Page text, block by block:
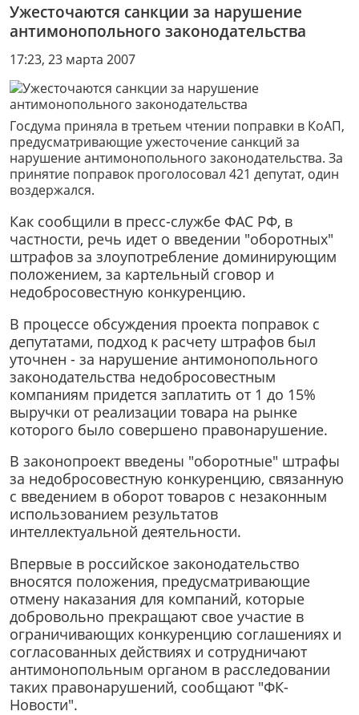
Ужесточаются санкции за нарушение
антимонопольного законодательства
17:23, 23 марта 2007
Госдума приняла в третьем чтении поправки в КоАП,
предусматривающие ужесточение санкций за
нарушение антимонопольного законодательства. За
принятие поправок проголосовал 421 депутат, один
воздержался.
Как сообщили в пресс-службе ФАС РФ, в
частности, речь идет о введении "оборотных"
штрафов за злоупотребление доминирующим
положением, за картельный сговор и
недобросовестную конкуренцию.
В процессе обсуждения проекта поправок с
депутатами, подход к расчету штрафов был
уточнен - за нарушение антимонопольного
законодательства недобросовестным
компаниям придется заплатить от 1 до 15%
выручки от реализации товара на рынке
которого было совершено правонарушение.
В законопроект введены "оборотные" штрафы
за недобросовестную конкуренцию, связанную
с введением в оборот товаров с незаконным
использованием результатов
интеллектуальной деятельности.
Впервые в российское законодательство
вносятся положения, предусматривающие
отмену наказания для компаний, которые
добровольно прекращают свое участие в
ограничивающих конкуренцию соглашениях и
согласованных действиях и сотрудничают
антимонопольным органом в расследовании
таких правонарушений, сообщают "ФК-
Новости".